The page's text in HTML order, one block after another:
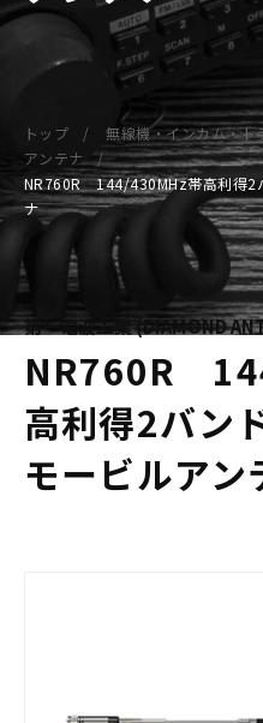
トップ
無線機・インカム・ト
アンテナ
NR760R 144/430MHz帯高利得2
ナ
第一電波工業 (DIAMOND
NR760R
高利得2バン
モービルアン